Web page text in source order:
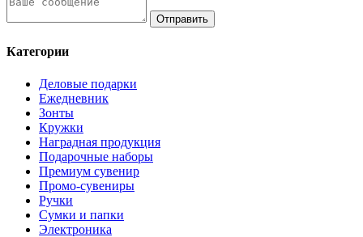
Отправить
Категории
Деловые подарки
Ежедневник
Зонты
Кружки
Наградная продукция
Подарочные наборы
Премиум сувенир
Промо-сувениры
Ручки
Сумки и папки
Электроника